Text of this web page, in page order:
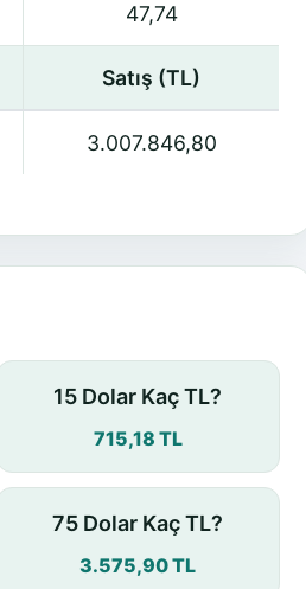
47,74
Satış (TL)
3.007.846,80
15 Dolar Kaç TL?
715,18 TL
75 Dolar Kaç TL?
3.575,90 TL